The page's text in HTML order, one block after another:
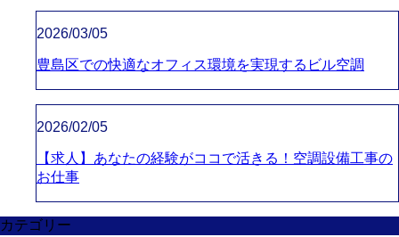
2026/03/05
豊島区での快適なオフィス環境を実現するビル空調
2026/02/05
【求人】あなたの経験がココで活きる！空調設備工事の
お仕事
カテゴリー